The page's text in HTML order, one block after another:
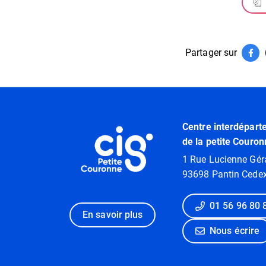
Partager sur
Informations utiles
En savoir plus
Centre
de la petite
1 Rue Lucienne
93698 Pantin
01 56 96 80
Nous écrire